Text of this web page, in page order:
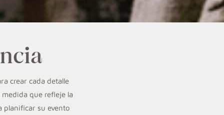
crear cada detalle
que refleje la
planificar su evento